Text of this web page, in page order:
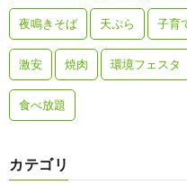
夜鳴きそば 天ぷら 子育
激安 焼肉 環境フェスタ
食べ放題
カテゴリ